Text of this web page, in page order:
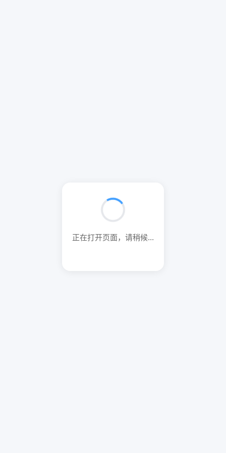
正在打开页面，请稍候...